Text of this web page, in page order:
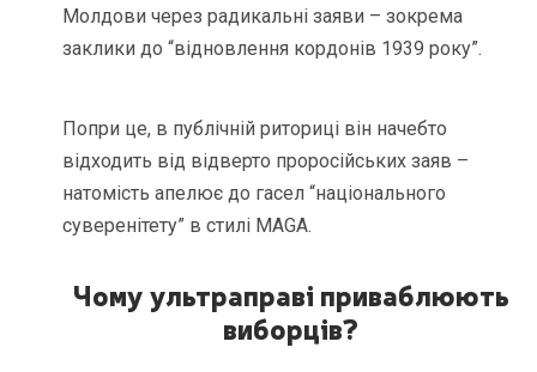
Молдови через радикальні заяви – зокрема
заклики до “відновлення кордонів 1939 року”.
Попри це, в публічній риториці він начебто
відходить від відверто проросійських заяв –
натомість апелює до гасел “національного
суверенітету” в стилі MAGA.
Чому ультраправі приваблюють
виборців?